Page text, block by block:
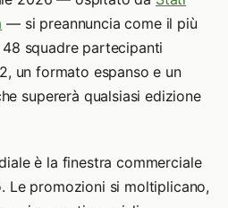
— si preannuncia come il più
squadre partecipanti
un formato espanso e un
supererà qualsiasi edizione
è la finestra commerciale
Le promozioni si moltiplicano,